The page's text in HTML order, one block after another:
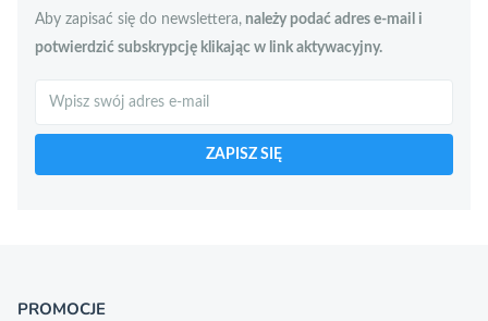
Aby zapisać się do newslettera, należy podać adres e-mail i
potwierdzić subskrypcję klikając w link aktywacyjny.
ZAPISZ SIĘ
PROMOCJE